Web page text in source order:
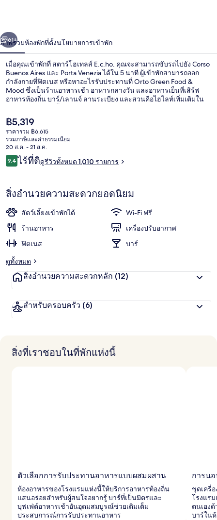
ลส์
E.c.ho.
า
ถัดไป
61+
ภาพรวมห้องพักที่ตั้งนโยบายการเข้าพัก
เมื่อคุณเข้าพักที่ สตาร์โฮเทลส์ E.c.ho. คุณจะสามารถขับรถไปยัง Corso
Buenos Aires และ Porta Venezia ได้ใน 5 นาที ผู้เข้าพักสามารถออก
กำลังกายที่ฟิตเนส หรือหาอะไรรับประทานที่ Orto Green Food &
Mood ซึ่งเป็นร้านอาหารเช้า อาหารกลางวัน และอาหารเย็นที่เสิร์ฟ
อาหารท้องถิ่น บาร์/เลานจ์ ลานระเบียง และสวนคือไฮไลท์เพิ่มเติมใน
สาธารณะได้ใกล้ๆ โดย สถานี Caiazzo อยู่ห่างออกไปเพียง 2 นาที และ
ป้ายรถรางวิเจียเซ็ตเทมบรินี อยู่ห่างออกไปเพียง 3 นาที
ราคา
ปัจจุบัน
฿5,319
฿5,319
ราคารวม ฿6,615
รวมภาษีและค่าธรรมเนียม
20 ส.ค. - 21 ส.ค.
รีวิว
9.49.4 จาก 10
ไร้ที่ติดูรีวิวทั้งหมด 1,010 รายการ
สิ่งอำนวยความสะดวกยอดนิยม
สัตว์เลี้ยงเข้าพักได้
Wi-Fi ฟรี
ร้านอาหาร
เครื่องปรับอากาศ
ฟิตเนส
บาร์
ดูทั้งหมด
สิ่งอำนวยความสะดวกหลัก (12)
สำหรับครอบครัว (6)
สิ่งที่เราชอบในที่พักแห่งนี้
ตัวเลือกการรับประทานอาหารแบบผสมผสาน
ห้องอาหารของโรงแรมแห่งนี้ให้บริการอาหารท้องถิ่น
แสนอร่อยสำหรับผู้สนใจอยากรู้ บาร์ที่เป็นมิตรและ
บุฟเฟ่ต์อาหารเช้าอันอุดมสมบูรณ์ช่วยเติมเต็ม
ประสบการณ์การรับประทานอาหาร
การน
ชุดเครื่
โรงแร
ตนเอง
บาร์ใน